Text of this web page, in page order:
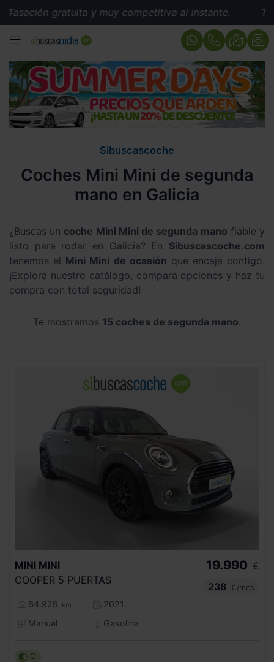
gratuita y muy competitiva al instante. Tasación
MENÚ
Sibuscascoche
Coches Mini Mini de segunda
mano en Galicia
¿Buscas un coche Mini Mini de segunda mano fiable y
listo para rodar en Galicia? En Sibuscascoche.com
tenemos el Mini Mini de ocasión que encaja contigo.
¡Explora nuestro catálogo, compara opciones y haz tu
compra con total seguridad!
Te mostramos 15 coches de segunda mano.
MINI MINI
COOPER 5 PUERTAS
64.976 km
2021
Manual
Gasolina
19.990 €
238
€/mes
C